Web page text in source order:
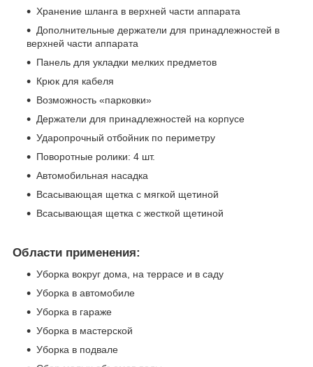
Хранение шланга в верхней части аппарата
Дополнительные держатели для принадлежностей в
верхней части аппарата
Панель для укладки мелких предметов
Крюк для кабеля
Возможность «парковки»
Держатели для принадлежностей на корпусе
Ударопрочный отбойник по периметру
Поворотные ролики: 4 шт.
Автомобильная насадка
Всасывающая щетка с мягкой щетиной
Всасывающая щетка с жесткой щетиной
Области применения:
Уборка вокруг дома, на террасе и в саду
Уборка в автомобиле
Уборка в гараже
Уборка в мастерской
Уборка в подвале